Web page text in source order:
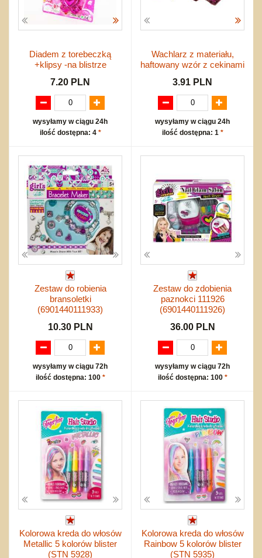
Diadem z torebeczką
+klipsy -na blistrze
7.20 PLN
wysyłamy w ciągu 24h
ilość dostępna: 4 *
Wachlarz z materiału,
haftowany wzór z cekinami
3.91 PLN
wysyłamy w ciągu 24h
ilość dostępna: 1 *
Zestaw do robienia
bransoletki
(6901440111933)
10.30 PLN
wysyłamy w ciągu 72h
ilość dostępna: 100 *
Zestaw do zdobienia
paznokci 111926
(6901440111926)
36.00 PLN
wysyłamy w ciągu 72h
ilość dostępna: 100 *
Kolorowa kreda do włosów
Metallic 5 kolorów blister
(STN 5928)
Kolorowa kreda do włosów
Rainbow 5 kolorów blister
(STN 5935)